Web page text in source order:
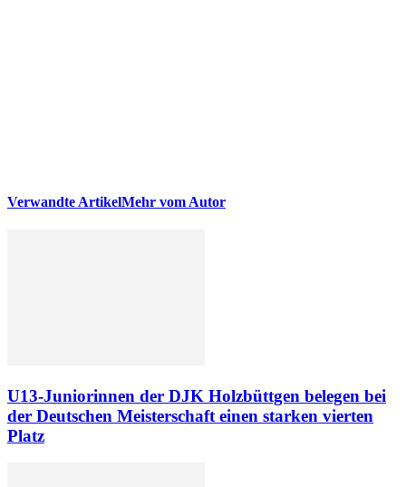
Verwandte ArtikelMehr vom Autor
U13-Juniorinnen der DJK Holzbüttgen belegen bei
der Deutschen Meisterschaft einen starken vierten
Platz